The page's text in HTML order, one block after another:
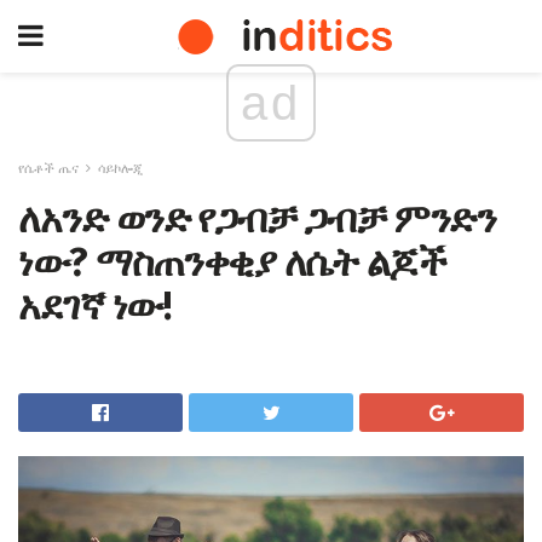
ad
የሴቶች ጤና ሳይኮሎጂ
ለአንድ ወንድ የጋብቻ ጋብቻ ምንድን
ነው? ማስጠንቀቂያ ለሴት ልጆች
አደገኛ ነው!